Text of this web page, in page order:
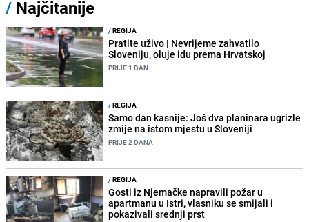
/ Najčitanije
/REGIJA
Pratite uživo | Nevrijeme zahvatilo
Sloveniju, oluje idu prema Hrvatskoj
PRIJE 1 DAN
/REGIJA
Samo dan kasnije: Još dva planinara ugrizle
zmije na istom mjestu u Sloveniji
PRIJE 2 DANA
/REGIJA
Gosti iz Njemačke napravili požar u
apartmanu u Istri, vlasniku se smijali i
pokazivali srednji prst